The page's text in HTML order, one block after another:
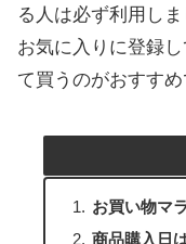
る人は必ず利用し
お気に入りに登録
て買うのがおすすめ
お買い物マ
商品購入日